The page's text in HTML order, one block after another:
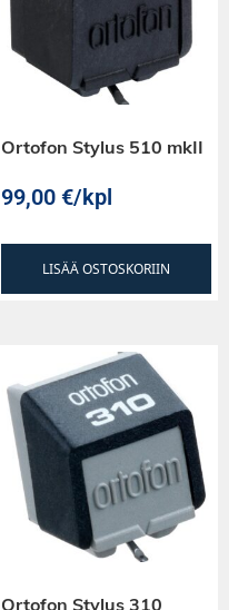
Ortofon Stylus 510 mkII
99,00€/kpl
LISÄÄ OSTOSKORIIN
Ortofon Stylus 310